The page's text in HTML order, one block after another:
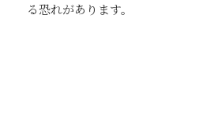
る恐れがあります。